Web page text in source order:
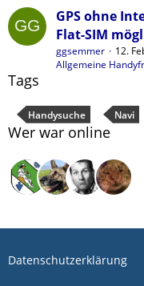
GPS ohne
Flat-SIM
ggsemmer
12.
Allgemeine
Tags
Handysuche Navi
Wer war online
Datenschutzerklärung